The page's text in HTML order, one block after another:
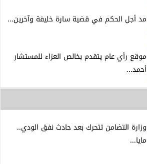
مد أجل الحكم في قضية سارة خليفة وآخرين...
موقع رأي عام يتقدم بخالص العزاء للمستشار
أحمد...
وزارة التضامن تتحرك بعد حادث نفق الودي..
مايا...